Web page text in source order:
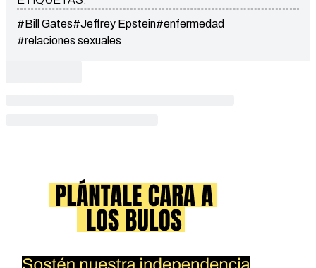
#Bill Gates#Jeffrey Epstein#enfermedad
#relaciones sexuales